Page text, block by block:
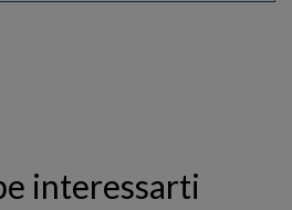
interessarti